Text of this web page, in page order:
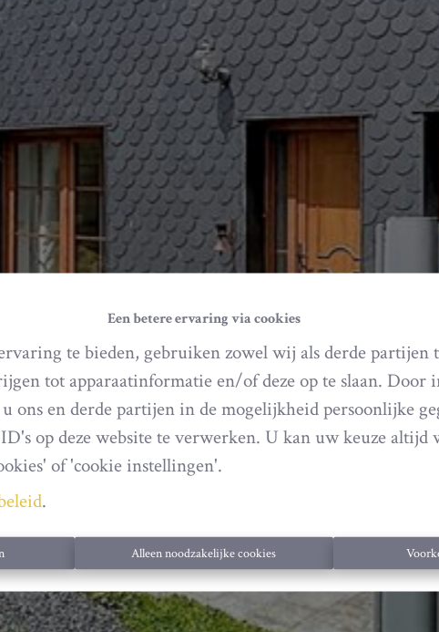
Een betere ervaring via cookies
te bieden, gebruiken zowel wij als derde partijen
tot apparaatinformatie en/of deze op te slaan. Door
ons en derde partijen in de mogelijkheid persoonlijke
op deze website te verwerken. U kan uw keuze altijd
of 'cookie instellingen'.
.
Alleen noodzakelijke cookies